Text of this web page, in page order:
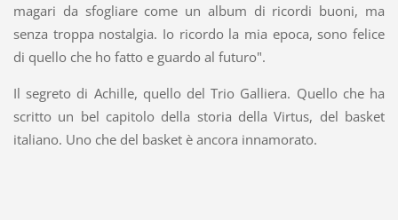
magari da sfogliare come un album di ricordi buoni, ma
senza troppa nostalgia. Io ricordo la mia epoca, sono felice
di quello che ho fatto e guardo al futuro".
Il segreto di Achille, quello del Trio Galliera. Quello che ha
scritto un bel capitolo della storia della Virtus, del basket
italiano. Uno che del basket è ancora innamorato.